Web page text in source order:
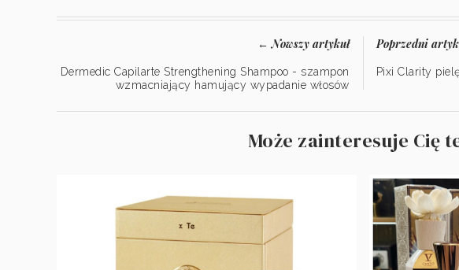
←Nowszy artykuł
Dermedic Capilarte Strengthening Shampoo - szampon
wzmacniający hamujący wypadanie włosów
Poprzedni
Pixi Clarity
Może zainteresuje Cię